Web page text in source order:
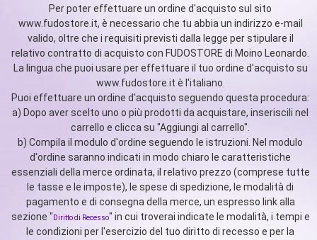
Per poter effettuare un ordine d'acquisto sul sito
www.fudostore.it, è necessario che tu abbia un indirizzo e-mail
valido, oltre che i requisiti previsti dalla legge per stipulare il
relativo contratto di acquisto con FUDOSTORE di Moino Leonardo.
La lingua che puoi usare per effettuare il tuo ordine d'acquisto su
www.fudostore.it è l'italiano.
Puoi effettuare un ordine d'acquisto seguendo questa procedura:
a) Dopo aver scelto uno o più prodotti da acquistare, inseriscili nel
carrello e clicca su "Aggiungi al carrello".
b) Compila il modulo d'ordine seguendo le istruzioni. Nel modulo
d'ordine saranno indicati in modo chiaro le caratteristiche
essenziali della merce ordinata, il relativo prezzo (comprese tutte
le tasse e le imposte), le spese di spedizione, le modalità di
pagamento e di consegna della merce, un espresso link alla
sezione " Diritto di Recesso" in cui troverai indicate le modalità, i tempi e
le condizioni per l'esercizio del tuo diritto di recesso e per la